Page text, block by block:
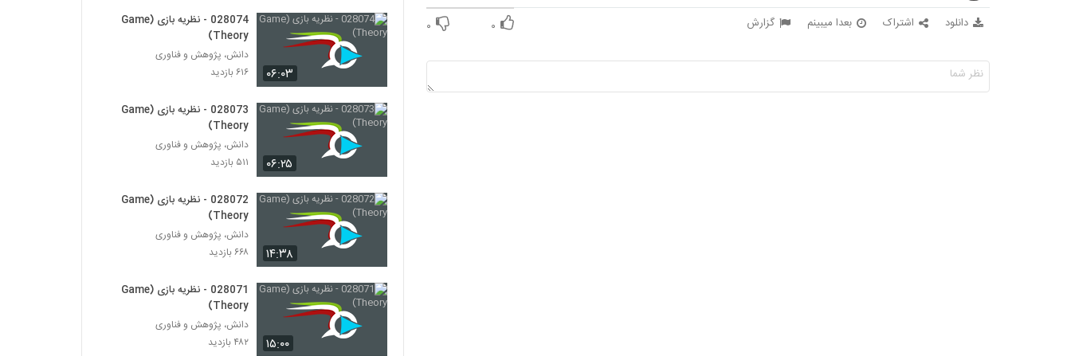
028013 - مدیریت پیچیدگی (Complexity
Management)
Management)
۵۲۶ بازدید
Management)
۴۳۳ بازدید
028017 - نظریه پیچیدگی (Complexity
Theory)
۴۳۲ بازدید
دانلود اشتراک بعدا میبینم گزارش ۰ ۰
۰۶:۰۳
028074 - نظریه بازی (Game
Theory)
دانش، پژوهش و فناوری
۶۱۶ بازدید
۰۶:۲۵
028073 - نظریه بازی (Game
Theory)
دانش، پژوهش و فناوری
۵۱۱ بازدید
۱۴:۳۸
028072 - نظریه بازی (Game
Theory)
دانش، پژوهش و فناوری
۶۶۸ بازدید
۱۵:۰۰
028071 - نظریه بازی (Game
Theory)
دانش، پژوهش و فناوری
۴۸۲ بازدید